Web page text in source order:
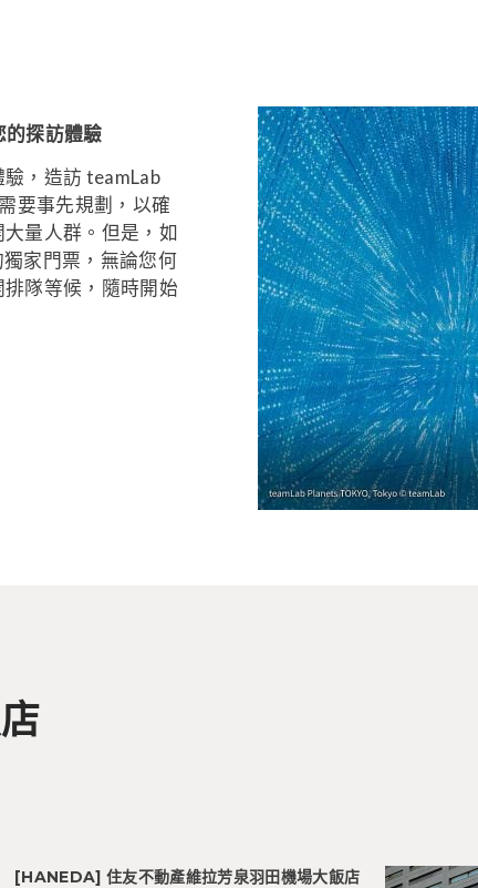
的探訪體驗
，造訪 teamLab
要事先規劃，以確
量人群。但是，如
獨家門票，無論您何
隊等候，隨時開始
[HANEDA] 住友不動產維拉芳泉羽田機場大飯店